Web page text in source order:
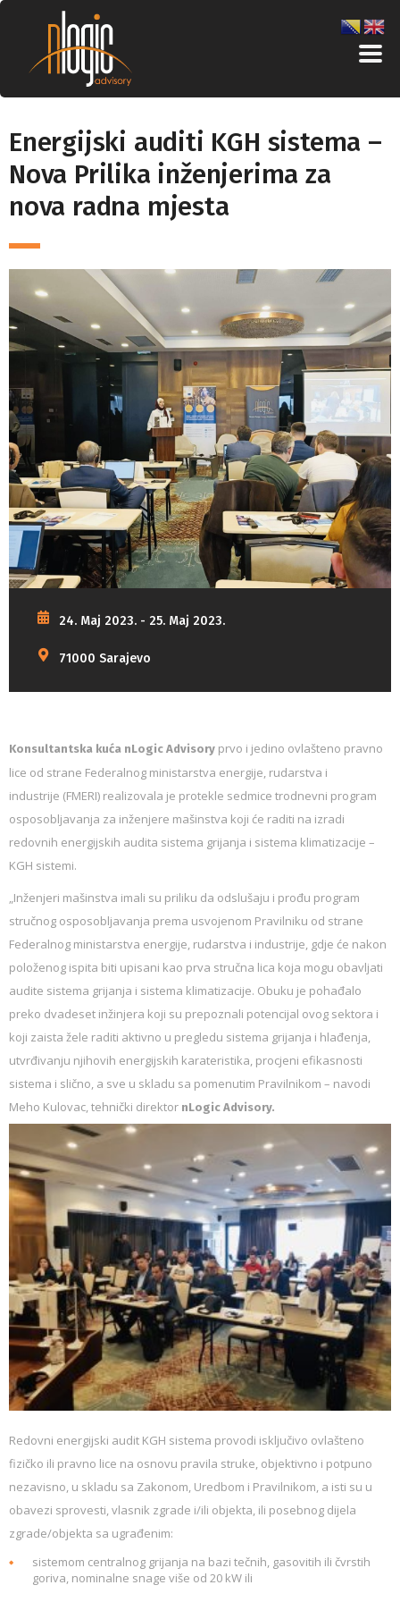
Energijski auditi KGH sistema –
Nova Prilika inženjerima za
nova radna mjesta
24. Maj 2023. - 25. Maj 2023.
71000 Sarajevo
Konsultantska kuća nLogic Advisory prvo i jedino ovlašteno pravno
lice od strane Federalnog ministarstva energije, rudarstva i
industrije (FMERI) realizovala je protekle sedmice trodnevni program
osposobljavanja za inženjere mašinstva koji će raditi na izradi
redovnih energijskih audita sistema grijanja i sistema klimatizacije –
KGH sistemi.
„Inženjeri mašinstva imali su priliku da odslušaju i prođu program
stručnog osposobljavanja prema usvojenom Pravilniku od strane
Federalnog ministarstva energije, rudarstva i industrije, gdje će nakon
položenog ispita biti upisani kao prva stručna lica koja mogu obavljati
audite sistema grijanja i sistema klimatizacije. Obuku je pohađalo
preko dvadeset inžinjera koji su prepoznali potencijal ovog sektora i
koji zaista žele raditi aktivno u pregledu sistema grijanja i hlađenja,
utvrđivanju njihovih energijskih karateristika, procjeni efikasnosti
sistema i slično, a sve u skladu sa pomenutim Pravilnikom – navodi
Meho Kulovac, tehnički direktor nLogic Advisory.
Redovni energijski audit KGH sistema provodi isključivo ovlašteno
fizičko ili pravno lice na osnovu pravila struke, objektivno i potpuno
nezavisno, u skladu sa Zakonom, Uredbom i Pravilnikom, a isti su u
obavezi sprovesti, vlasnik zgrade i/ili objekta, ili posebnog dijela
zgrade/objekta sa ugrađenim:
sistemom centralnog grijanja na bazi tečnih, gasovitih ili čvrstih
goriva, nominalne snage više od 20 kW ili